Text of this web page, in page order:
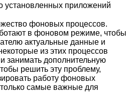
установленных приложений
фоновых процессов.
в фоновом режиме, чтобы
актуальные данные и
из этих процессов
занимать дополнительную
решить эту проблему,
работу фоновых
самые важные для